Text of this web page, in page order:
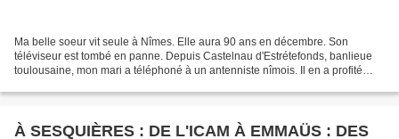
Ma belle soeur vit seule à Nîmes. Elle aura 90 ans en décembre. Son
téléviseur est tombé en panne. Depuis Castelnau d'Estrétefonds, banlieue
toulousaine, mon mari a téléphoné à un antenniste nîmois. Il en a profité
À SESQUIÈRES : DE L'ICAM À EMMAÜS : DES